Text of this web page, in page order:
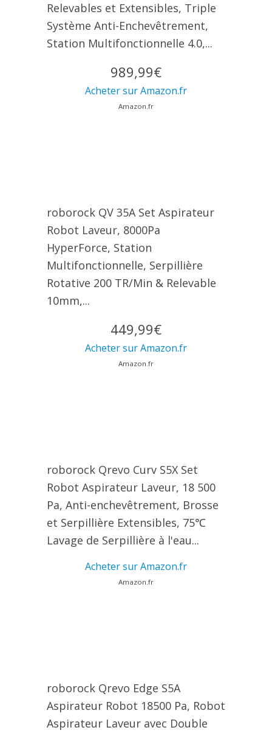
Relevables et Extensibles, Triple
Système Anti-Enchevêtrement,
Station Multifonctionnelle 4.0,...
989,99€
Acheter sur Amazon.fr
Amazon.fr
roborock QV 35A Set Aspirateur
Robot Laveur, 8000Pa
HyperForce, Station
Multifonctionnelle, Serpillière
Rotative 200 TR/Min & Relevable
10mm,...
449,99€
Acheter sur Amazon.fr
Amazon.fr
roborock Qrevo Curv S5X Set
Robot Aspirateur Laveur, 18 500
Pa, Anti-enchevêtrement, Brosse
et Serpillière Extensibles, 75℃
Lavage de Serpillière à l'eau...
Acheter sur Amazon.fr
Amazon.fr
roborock Qrevo Edge S5A
Aspirateur Robot 18500 Pa, Robot
Aspirateur Laveur avec Double